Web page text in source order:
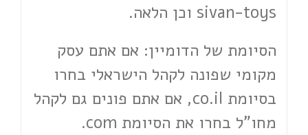
sivan-toys וכן הלאה.
הסיומת של הדומיין: אם אתם עסק
מקומי שפונה לקהל הישראלי בחרו
בסיומת co.il, אם אתם פונים גם לקהל
מחו"ל בחרו את הסיומת com.